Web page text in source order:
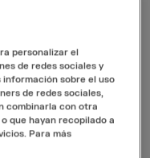
personalizar el
de redes sociales y
sobre el uso
de redes sociales,
combinarla con otra
que hayan recopilado a
Para más